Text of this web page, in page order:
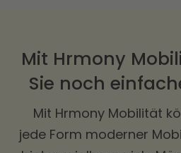
Mit Hrmony
Sie noch
Mit Hrmony Mobilität
jede Form moderner